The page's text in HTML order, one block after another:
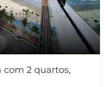
2 quartos,